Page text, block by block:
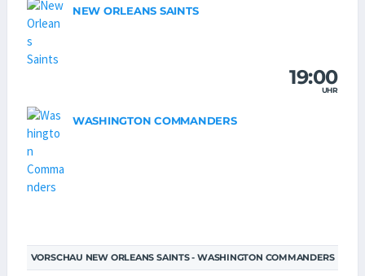
NEW ORLEANS SAINTS
19:00
UHR
WASHINGTON COMMANDERS
VORSCHAU NEW ORLEANS SAINTS - WASHINGTON COMMANDERS